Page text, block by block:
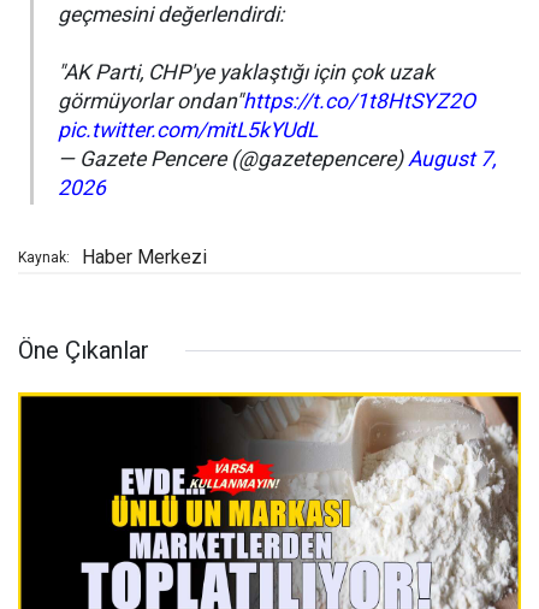
geçmesini değerlendirdi:
"AK Parti, CHP'ye yaklaştığı için çok uzak
görmüyorlar ondan"https://t.co/1t8HtSYZ2O
pic.twitter.com/mitL5kYUdL
— Gazete Pencere (@gazetepencere)August 7,
2026
Kaynak: Haber Merkezi
Öne Çıkanlar